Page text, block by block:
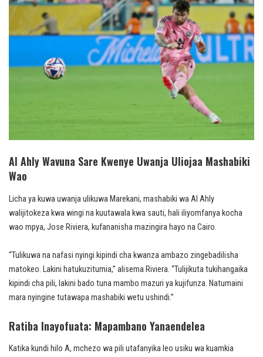
Al Ahly Wavuna Sare Kwenye Uwanja Uliojaa Mashabiki
Wao
Licha ya kuwa uwanja ulikuwa Marekani, mashabiki wa Al Ahly
walijitokeza kwa wingi na kuutawala kwa sauti, hali iliyomfanya kocha
wao mpya, Jose Riviera, kufananisha mazingira hayo na Cairo.
“Tulikuwa na nafasi nyingi kipindi cha kwanza ambazo zingebadilisha
matokeo. Lakini hatukuzitumia,” alisema Riviera. “Tulijikuta tukihangaika
kipindi cha pili, lakini bado tuna mambo mazuri ya kujifunza. Natumaini
mara nyingine tutawapa mashabiki wetu ushindi.”
Ratiba Inayofuata: Mapambano Yanaendelea
Katika kundi hilo A, mchezo wa pili utafanyika leo usiku wa kuamkia